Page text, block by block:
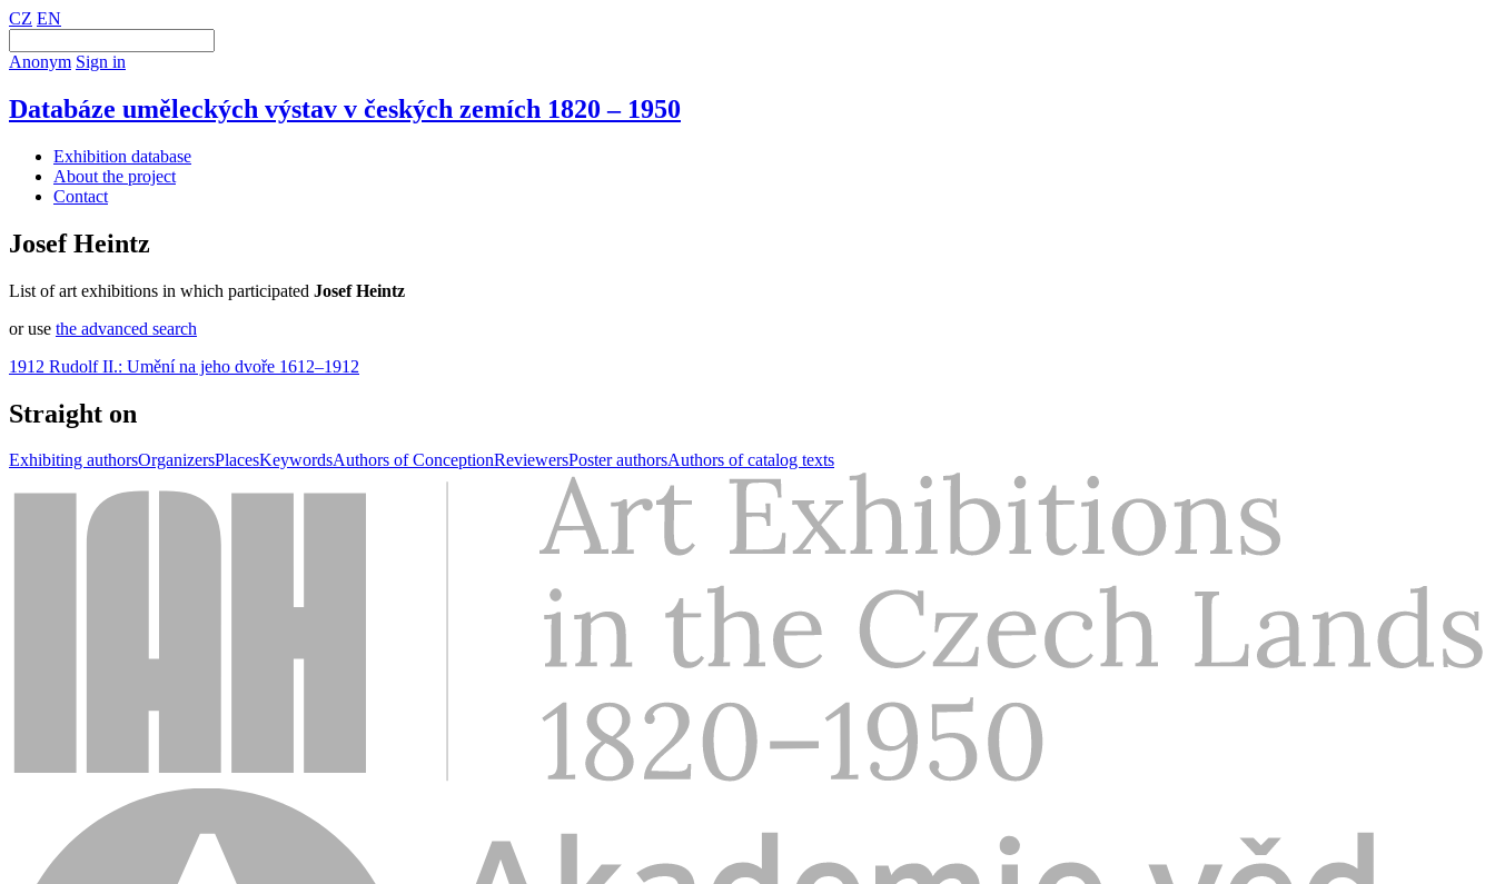
CZ EN
Anonym Sign in
Databáze uměleckých výstav v českých zemích 1820 – 1950
Exhibition database
About the project
Contact
Josef Heintz
List of art exhibitions in which participated Josef Heintz
or use the advanced search
1912 Rudolf II.: Umění na jeho dvoře 1612–1912
Straight on
Exhibiting authorsOrganizersPlacesKeywordsAuthors of ConceptionReviewersPoster authorsAuthors of catalog texts